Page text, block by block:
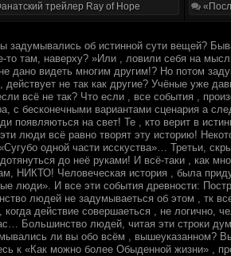
трейлер Ray of Hope
задумывались об истинной сути вещей?
то там, наверху? »Или , ловили себя на
дано видеть многим другим!? Но потом
не так как другие? Учёные уже
всё не так? Что если , все события ,
с бесконечными вариантами сценария а
появляються на свет! Те , кто верит в
люди всё равно творят эту историю!
одной части исскуства»… Третьи,
до неё руками! И всё-таки , как
НИКТО! Человеческая история , была
люди». И все эти события древности:
людей не задумываеться об этом , тк
когда действие совершаеться , не логично,
Большинство людей, читая эти строки
ли вы обо всём , вышеуказанном?
к «Как можно более Обыденной жизни» ,